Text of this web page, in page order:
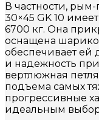
В частности, рым-
30×45 GK 10
6700 кг. Она
оснащена
обеспечивает ей
и надежность
вертлюжная
подъема самых
прогрессивные
идеальным